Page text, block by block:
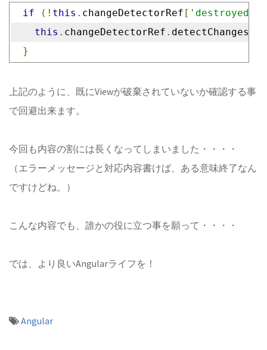
if (! this . changeDetectorRef [ 'destroyed'
this . changeDetectorRef . detectChanges
}
上記のように、既にViewが破棄されていないか確認する事
で回避出来ます。
今回も内容の割には長くなってしまいました・・・・
（エラーメッセージと対応内容書けば、ある意味終了なん
ですけどね。）
こんな内容でも、誰かの役に立つ事を願って・・・・
では、より良いAngularライフを！
Angular